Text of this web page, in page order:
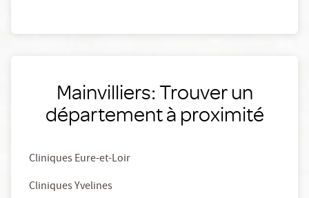
Mainvilliers: Trouver un
département à proximité
Cliniques Eure-et-Loir
Cliniques Yvelines